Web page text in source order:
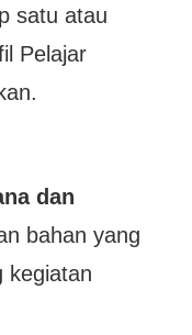
satu atau
Pelajar
dan
bahan yang
kegiatan